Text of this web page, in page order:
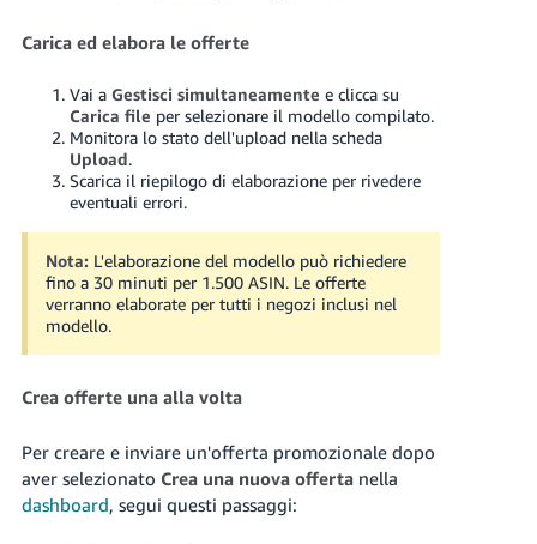
Carica ed elabora le offerte
Vai a Gestisci simultaneamente e clicca su
Carica file per selezionare il modello compilato.
Monitora lo stato dell'upload nella scheda
Upload.
Scarica il riepilogo di elaborazione per rivedere
eventuali errori.
Nota: L'elaborazione del modello può richiedere
fino a 30 minuti per 1.500 ASIN. Le offerte
verranno elaborate per tutti i negozi inclusi nel
modello.
Crea offerte una alla volta
Per creare e inviare un'offerta promozionale dopo
aver selezionato Crea una nuova offertanella
dashboard, segui questi passaggi: